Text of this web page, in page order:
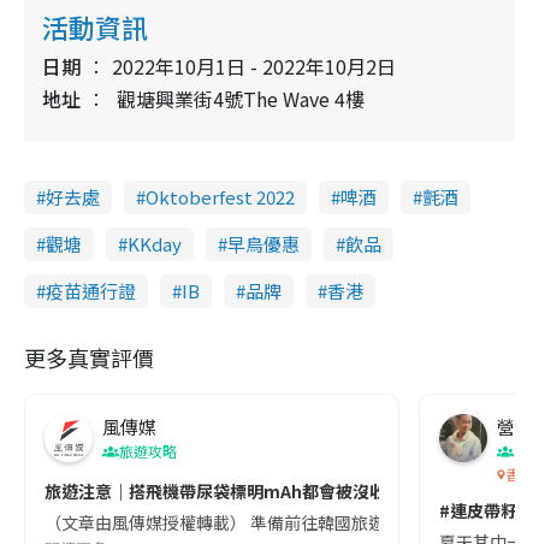
活動資訊
日期
2022年10月1日 - 2022年10月2日
地址
觀塘興業街4號The Wave 4樓
好去處 Oktoberfest 2022 啤酒
氈酒
觀塘
KKday 早鳥優惠
飲品
疫苗通行證
IB 品牌 香港
更多真實評價
風傳媒
旅遊攻略
旅遊注意｜搭飛機帶尿袋標明mAh都會被沒收😱出發前切記檢查
（文章由風傳媒授權轉載） 準備前往韓國旅遊的民眾，近期要
營養
香港
#連皮帶籽